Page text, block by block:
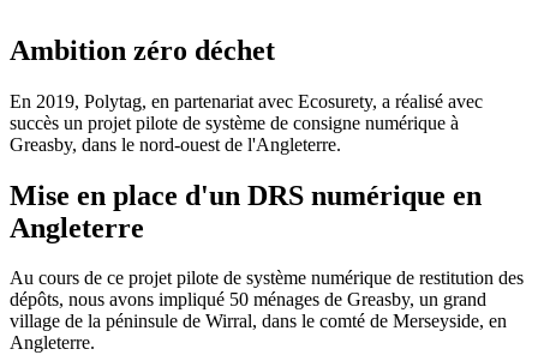
Ambition zéro déchet
En 2019, Polytag, en partenariat avec Ecosurety, a réalisé avec
succès un projet pilote de système de consigne numérique à
Greasby, dans le nord-ouest de l'Angleterre.
Mise en place d'un DRS numérique en
Angleterre
Au cours de ce projet pilote de système numérique de restitution des
dépôts, nous avons impliqué 50 ménages de Greasby, un grand
village de la péninsule de Wirral, dans le comté de Merseyside, en
Angleterre.